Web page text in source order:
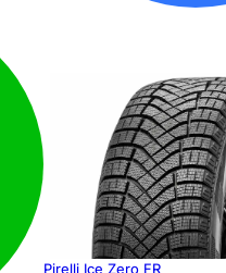
Pirelli Ice Zero FR